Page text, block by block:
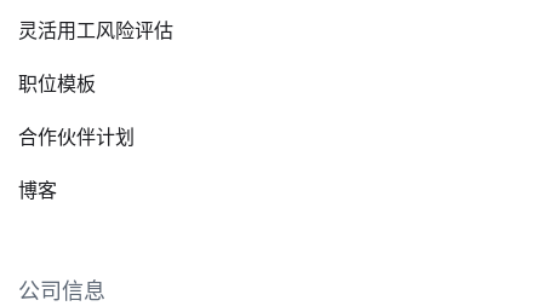
灵活用工风险评估
职位模板
合作伙伴计划
博客
公司信息